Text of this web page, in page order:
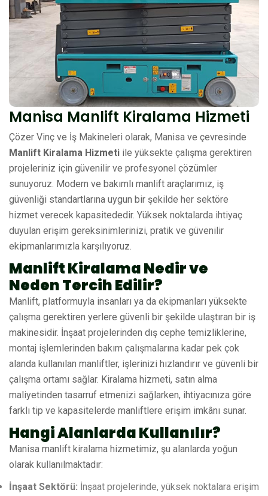
Manisa Manlift Kiralama Hizmeti
Çözer Vinç ve İş Makineleri olarak, Manisa ve çevresinde
Manlift Kiralama Hizmeti ile yüksekte çalışma gerektiren
projeleriniz için güvenilir ve profesyonel çözümler
sunuyoruz. Modern ve bakımlı manlift araçlarımız, iş
güvenliği standartlarına uygun bir şekilde her sektöre
hizmet verecek kapasitededir. Yüksek noktalarda ihtiyaç
duyulan erişim gereksinimlerinizi, pratik ve güvenilir
ekipmanlarımızla karşılıyoruz.
Manlift Kiralama Nedir ve
Neden Tercih Edilir?
Manlift, platformuyla insanları ya da ekipmanları yüksekte
çalışma gerektiren yerlere güvenli bir şekilde ulaştıran bir iş
makinesidir. İnşaat projelerinden dış cephe temizliklerine,
montaj işlemlerinden bakım çalışmalarına kadar pek çok
alanda kullanılan manliftler, işlerinizi hızlandırır ve güvenli bir
çalışma ortamı sağlar. Kiralama hizmeti, satın alma
maliyetinden tasarruf etmenizi sağlarken, ihtiyacınıza göre
farklı tip ve kapasitelerde manliftlere erişim imkânı sunar.
Hangi Alanlarda Kullanılır?
Manisa manlift kiralama hizmetimiz, şu alanlarda yoğun
olarak kullanılmaktadır:
İnşaat Sektörü: İnşaat projelerinde, yüksek noktalara erişim